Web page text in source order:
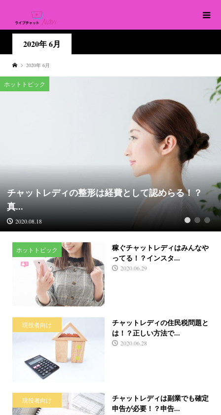
2020年 6月
2020年 6月
ホットトピック
チャットレディの整形は経費として認めらる！？
真...
2020.08.18 1 2 3
ホットトピック
稼ぐチャットレディはみんなや
ってる！？インスタ...
2020.06.29
現役者向け
チャットレディの住民税問題と
は！？正しい方法で...
2020.06.28
現役者向け
チャットレディは副業でも確定
申告が必要！？申告...